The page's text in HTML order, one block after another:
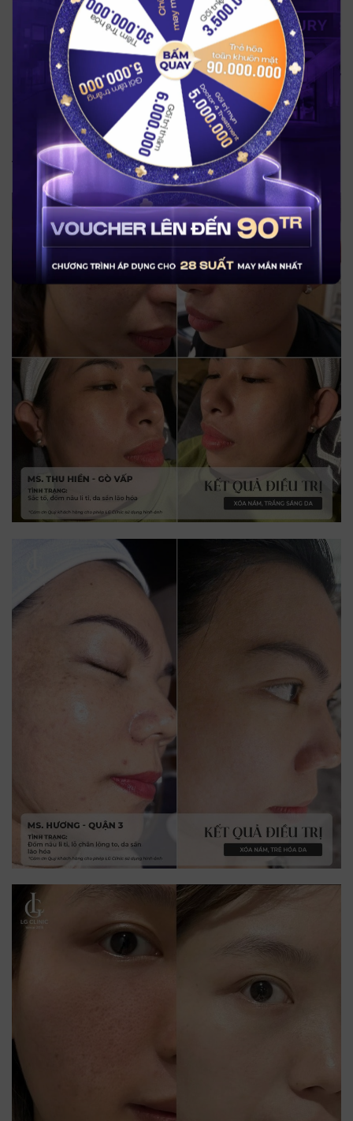
hàng.
Nếu bạn đang tìm kiếm giải pháp cải thiện sắc tố, sẹo mụn
hoặc trẻ hóa da bằng công nghệ laser picosecond hiện đại,
Discovery Pico Derm VarioPulse® tại LG Clinic mang đến
hướng điều trị an toàn, bài bản và phù hợp với làn da Việt.
Hình ảnh khách hàng sau khi điều trị Discovery Pico Derm
VarioPulse® tại LG Clinic
BẤM QUAY